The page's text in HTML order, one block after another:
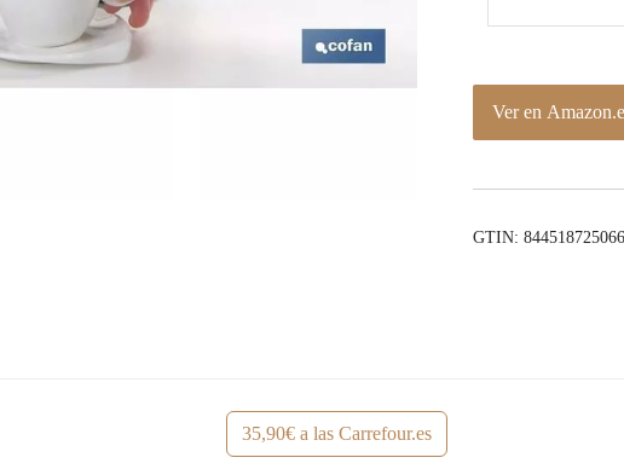
Ver en
GTIN:
35,90€ a las Carrefour.es